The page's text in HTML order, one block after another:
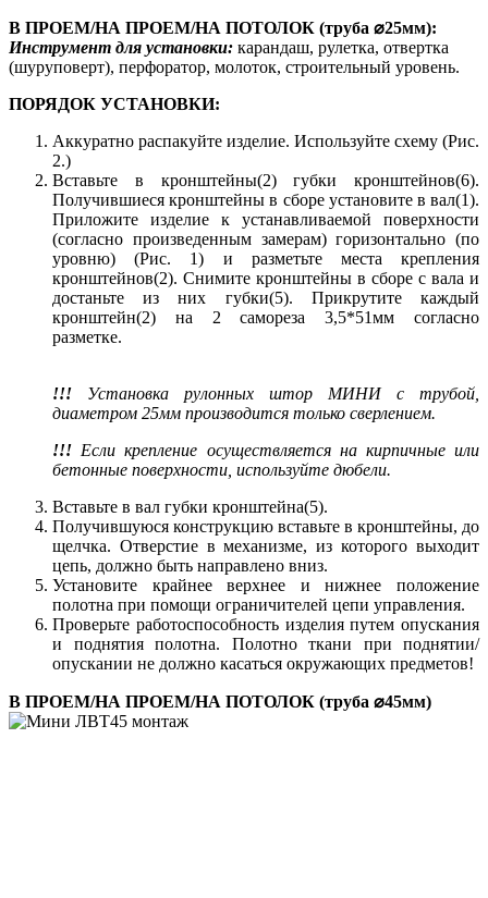
В ПРОЕМ/НА ПРОЕМ/НА ПОТОЛОК (труба ⌀25мм):
Инструмент для установки: карандаш, рулетка, отвертка
(шуруповерт), перфоратор, молоток, строительный уровень.
ПОРЯДОК УСТАНОВКИ:
Аккуратно распакуйте изделие. Используйте схему (Рис.
2.)
Вставьте в кронштейны(2) губки кронштейнов(6).
Получившиеся кронштейны в сборе установите в вал(1).
Приложите изделие к устанавливаемой поверхности
(согласно произведенным замерам) горизонтально (по
уровню) (Рис. 1) и разметьте места крепления
кронштейнов(2). Снимите кронштейны в сборе с вала и
достаньте из них губки(5). Прикрутите каждый
кронштейн(2) на 2 самореза 3,5*51мм согласно
разметке.
!!! Установка рулонных штор МИНИ с трубой,
диаметром 25мм производится только сверлением.
!!! Если крепление осуществляется на кирпичные или
бетонные поверхности, используйте дюбели.
Вставьте в вал губки кронштейна(5).
Получившуюся конструкцию вставьте в кронштейны, до
щелчка. Отверстие в механизме, из которого выходит
цепь, должно быть направлено вниз.
Установите крайнее верхнее и нижнее положение
полотна при помощи ограничителей цепи управления.
Проверьте работоспособность изделия путем опускания
и поднятия полотна. Полотно ткани при поднятии/
опускании не должно касаться окружающих предметов!
В ПРОЕМ/НА ПРОЕМ/НА ПОТОЛОК (труба ⌀45мм)